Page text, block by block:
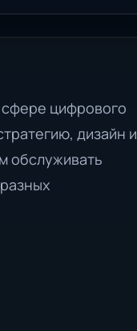
цифрового
дизайн и
обслуживать